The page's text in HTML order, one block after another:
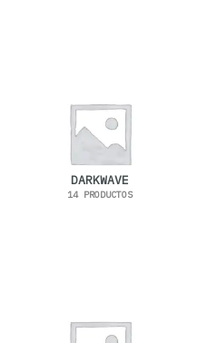
DARKWAVE
14 PRODUCTOS